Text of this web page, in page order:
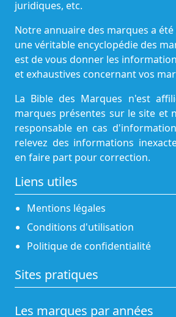
juridiques, etc.
Notre annuaire des marques a
une véritable encyclopédie des
est de vous donner les
et exhaustives concernant vos
La Bible des Marques n'est
marques présentes sur le site et
responsable en cas
relevez des informations
en faire part pour correction.
Liens utiles
Mentions légales
Conditions d'utilisation
Politique de confidentialité
Sites pratiques
Les marques par années